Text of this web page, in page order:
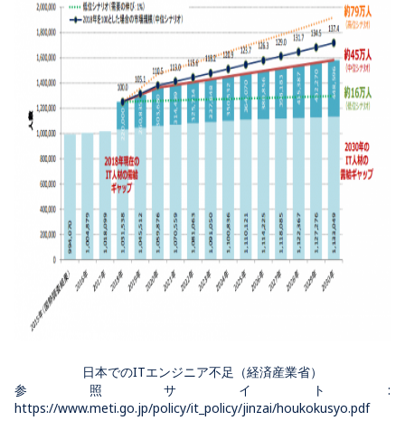
日本でのITエンジニア不足（経済産業省）
参照サイト:
https://www.meti.go.jp/policy/it_policy/jinzai/houkokusyo.pdf